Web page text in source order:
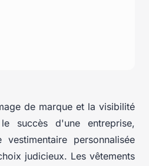
de marque et la visibilité
succès d'une entreprise,
personnalisée
judicieux. Les vêtements